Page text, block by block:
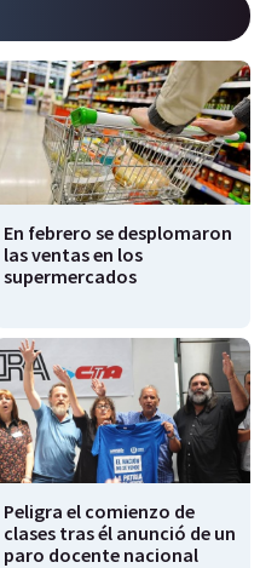
En febrero se desplomaron
las ventas en los
supermercados
Peligra el comienzo de
clases tras él anunció de un
paro docente nacional